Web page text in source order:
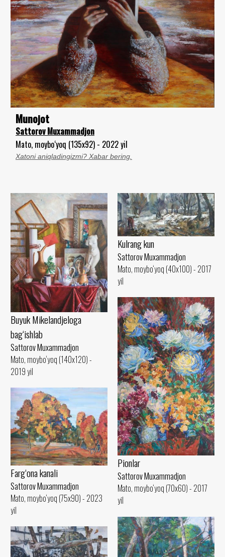
Munojot
Sattorov Muxammadjon
Mato, moybo‘yoq (135x92) - 2022 yil
Xatoni aniqladingizmi? Xabar bering.
Buyuk Mikelandjeloga
bag‘ishlab
Sattorov Muxammadjon
Mato, moybo‘yoq (140x120) -
2019 yil
Kulrang kun
Sattorov Muxammadjon
Mato, moybo‘yoq (40x100) - 2017
yil
Pionlar
Sattorov Muxammadjon
Mato, moybo‘yoq (70x60) - 2017
yil
Farg‘ona kanali
Sattorov Muxammadjon
Mato, moybo‘yoq (75x90) - 2023
yil